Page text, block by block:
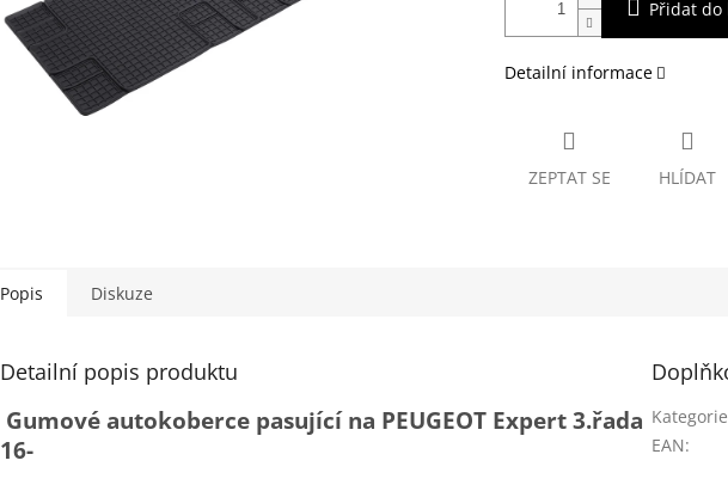
Přidat do
Detailní informace
ZEPTAT SE HLÍDAT
Popis Diskuze
Detailní popis produktu
Gumové autokoberce pasující na PEUGEOT Expert 3.řada
16-
Kategorie
EAN: